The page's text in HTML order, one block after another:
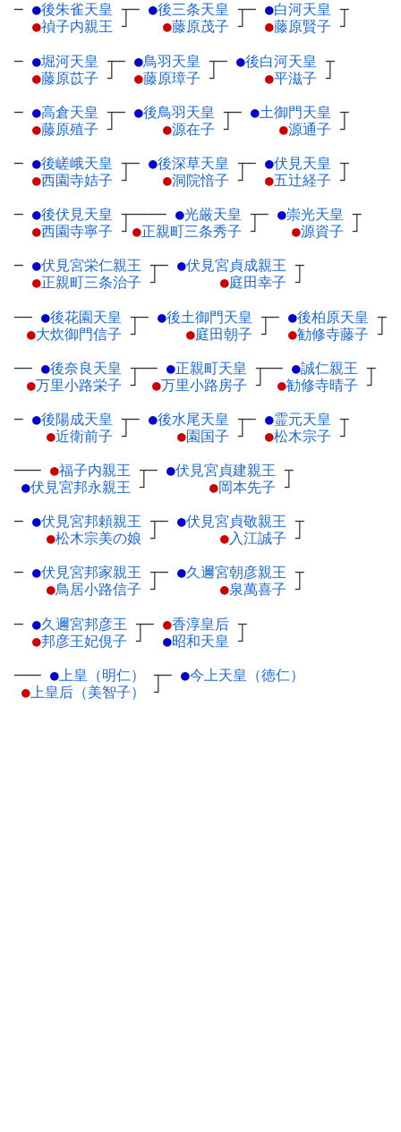
─ ●後朱雀天皇 ┬
●禎子内親王 ┘
─ ●後三条天皇 ┬
●藤原茂子 ┘
─ ●白河天皇 ┬
●藤原賢子 ┘
─ ●堀河天皇 ┬
●藤原苡子 ┘
─ ●鳥羽天皇 ┬
●藤原璋子 ┘
─ ●後白河天皇 ┬
●平滋子 ┘
─ ●高倉天皇 ┬
●藤原殖子 ┘
─ ●後鳥羽天皇 ┬
●源在子 ┘
─ ●土御門天皇 ┬
●源通子 ┘
─ ●後嵯峨天皇 ┬
●西園寺姞子 ┘
─ ●後深草天皇 ┬
●洞院愔子 ┘
─ ●伏見天皇 ┬
●五辻経子 ┘
─ ●後伏見天皇 ┬
●西園寺寧子 ┘
──── ●光厳天皇 ┬
●正親町三条秀子 ┘
─ ●崇光天皇 ┬
●源資子 ┘
─ ●伏見宮栄仁親王 ┬
●正親町三条治子 ┘
─ ●伏見宮貞成親王 ┬
●庭田幸子 ┘
── ●後花園天皇 ┬
●大炊御門信子 ┘
─ ●後土御門天皇 ┬
●庭田朝子 ┘
─ ●後柏原天皇 ┬
●勧修寺藤子 ┘
── ●後奈良天皇 ┬
●万里小路栄子 ┘
── ●正親町天皇 ┬
●万里小路房子 ┘
── ●誠仁親王 ┬
●勧修寺晴子 ┘
─ ●後陽成天皇 ┬
●近衛前子 ┘
─ ●後水尾天皇 ┬
●園国子 ┘
─ ●霊元天皇 ┬
●松木宗子 ┘
─── ●福子内親王 ┬
●伏見宮邦永親王 ┘
─ ●伏見宮貞建親王 ┬
●岡本先子 ┘
─ ●伏見宮邦頼親王 ┬
●松木宗美の娘 ┘
─ ●伏見宮貞敬親王 ┬
●入江誠子 ┘
─ ●伏見宮邦家親王 ┬
●鳥居小路信子 ┘
─ ●久邇宮朝彦親王 ┬
●泉萬喜子 ┘
─ ●久邇宮邦彦王 ┬
●邦彦王妃俔子 ┘
─ ●香淳皇后 ┬
●昭和天皇 ┘
─── ●上皇（明仁）
┬
●上皇后（美智子） ┘
─ ●今上天皇（徳仁）